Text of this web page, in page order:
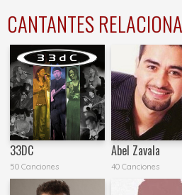
CANTANTES
33DC
50 Canciones
Abel Zavala
40 Canciones